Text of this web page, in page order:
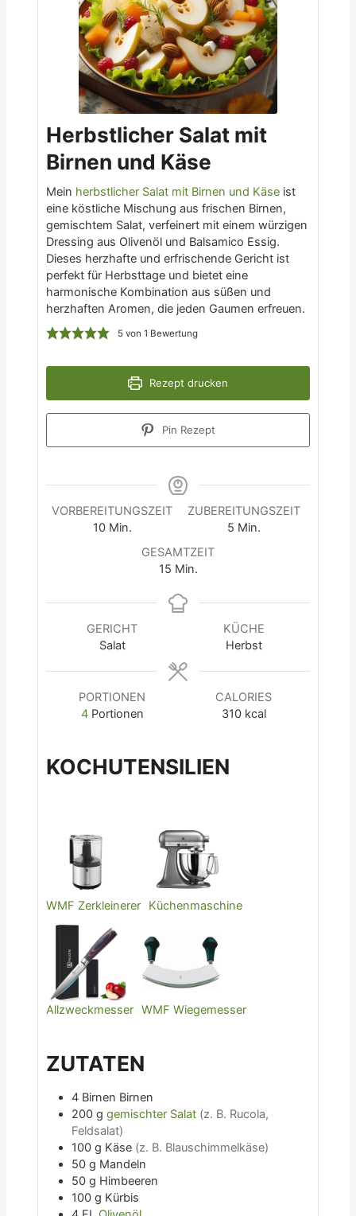
Herbstlicher Salat mit
Birnen und Käse
Mein herbstlicher Salat mit Birnen und Käse ist
eine köstliche Mischung aus frischen Birnen,
gemischtem Salat, verfeinert mit einem würzigen
Dressing aus Olivenöl und Balsamico Essig.
Dieses herzhafte und erfrischende Gericht ist
perfekt für Herbsttage und bietet eine
harmonische Kombination aus süßen und
herzhaften Aromen, die jeden Gaumen erfreuen.
5 von 1 Bewertung
Rezept drucken
Pin Rezept
VORBEREITUNGSZEIT
10 Min.
ZUBEREITUNGSZEIT
5 Min.
GESAMTZEIT
15 Min.
GERICHT
Salat
KÜCHE
Herbst
PORTIONEN
4 Portionen
CALORIES
310 kcal
KOCHUTENSILIEN
WMF Zerkleinerer Küchenmaschine
Allzweckmesser WMF Wiegemesser
ZUTATEN
4 Birnen Birnen
200 g gemischter Salat (z. B. Rucola,
Feldsalat)
100 g Käse (z. B. Blauschimmelkäse)
50 g Mandeln
50 g Himbeeren
100 g Kürbis